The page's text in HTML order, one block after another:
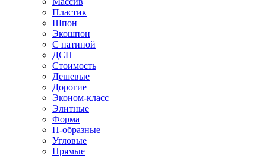
Пластик
Шпон
Экошпон
С патиной
ДСП
Стоимость
Дешевые
Дорогие
Эконом-класс
Элитные
Форма
П-образные
Угловые
Прямые